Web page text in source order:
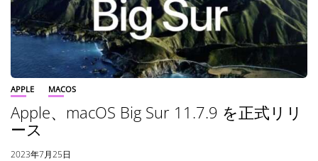
APPLE MACOS
Apple、macOS Big Sur 11.7.9 を正式リリ
ース
2023年7月25日